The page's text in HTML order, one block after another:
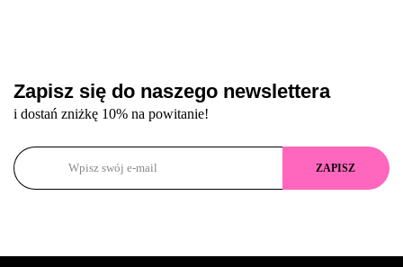
Zapisz się do naszego newslettera
i dostań zniżkę 10% na powitanie!